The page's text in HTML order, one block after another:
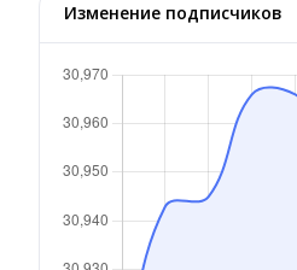
Изменение подписчиков